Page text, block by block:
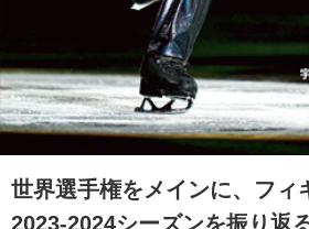
世界選手権をメインに、フィ
2023-2024シーズンを振り返